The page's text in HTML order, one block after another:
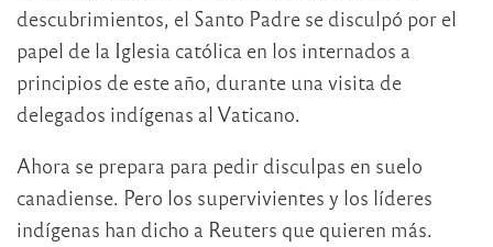
descubrimientos, el Santo Padre se disculpó por el
papel de la Iglesia católica en los internados a
principios de este año, durante una visita de
delegados indígenas al Vaticano.
Ahora se prepara para pedir disculpas en suelo
canadiense. Pero los supervivientes y los líderes
indígenas han dicho a Reuters que quieren más.